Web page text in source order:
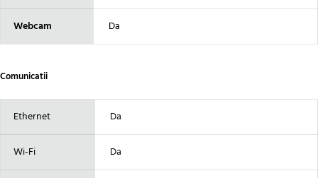
Webcam Da
Comunicatii
Ethernet Da
Wi-Fi Da